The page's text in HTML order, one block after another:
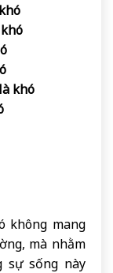
khó
không mang
mà nhằm
sự sống này